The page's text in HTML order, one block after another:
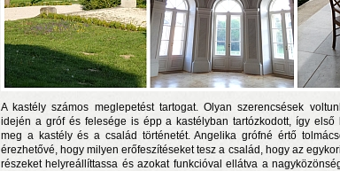
A kastély számos meglepetést tartogat. Olyan szerencsések
idején a gróf és felesége is épp a kastélyban tartózkodott, így első
meg a kastély és a család történetét. Angelika grófné értő
érezhetővé, hogy milyen erőfeszítéseket tesz a család, hogy az
részeket helyreállíttassa és azokat funkcióval ellátva a